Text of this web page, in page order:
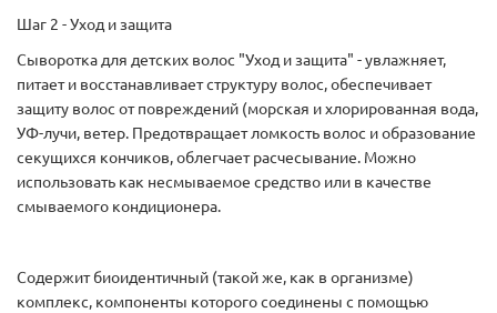
Шаг 2 - Уход и защита
Сыворотка для детских волос "Уход и защита" - увлажняет,
питает и восстанавливает структуру волос, обеспечивает
защиту волос от повреждений (морская и хлорированная вода,
УФ-лучи, ветер. Предотвращает ломкость волос и образование
секущихся кончиков, облегчает расчесывание. Можно
использовать как несмываемое средство или в качестве
смываемого кондиционера.
Содержит биоидентичный (такой же, как в организме)
комплекс, компоненты которого соединены с помощью